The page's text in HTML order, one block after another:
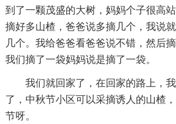
到了一颗茂盛的大树，妈妈个子很高
摘好多山楂，爸爸说多摘几个，我说
几个。我给爸爸看爸爸说不错，然后
我们摘了一袋妈妈说是摘了一袋。
我们就回家了，在回家的路上，
了，中秋节小区可以采摘诱人的山楂
节呀。